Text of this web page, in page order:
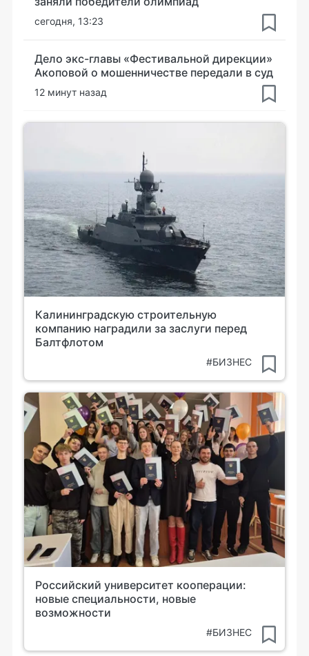
сегодня, 13:23
Дело экс-главы «Фестивальной дирекции»
Акоповой о мошенничестве передали в суд
12 минут назад
Калининградскую строительную
компанию наградили за заслуги перед
Балтфлотом
#БИЗНЕС
Российский университет кооперации:
новые специальности, новые
возможности
#БИЗНЕС